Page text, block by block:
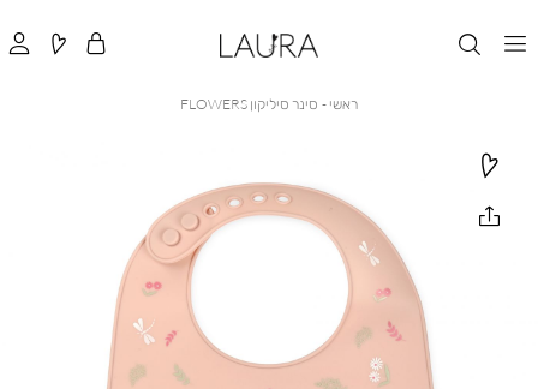
ראשי ראשי
סינר סיליקון FLOWERS